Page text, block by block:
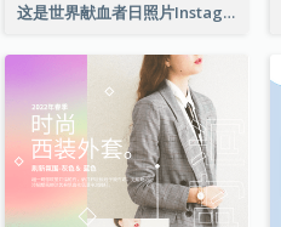
这是世界献血者日照片Instagram帖子